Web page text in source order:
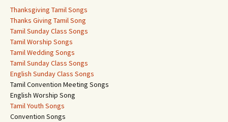
Thanksgiving Tamil Songs
Thanks Giving Tamil Song
Tamil Sunday Class Songs
Tamil Worship Songs
Tamil Wedding Songs
Tamil Sunday Class Songs
English Sunday Class Songs
Tamil Convention Meeting Songs
English Worship Song
Tamil Youth Songs
Convention Songs